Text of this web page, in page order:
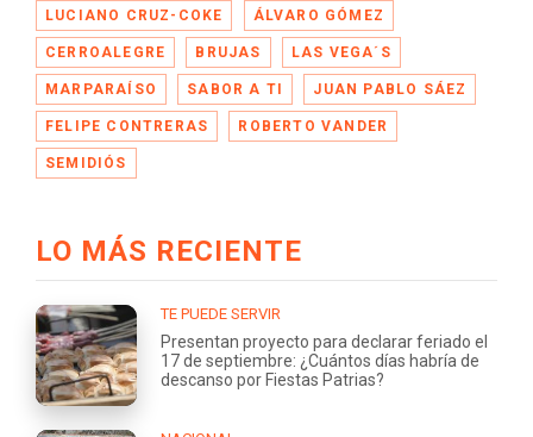
LUCIANO CRUZ-COKE ÁLVARO GÓMEZ
CERROALEGRE BRUJAS LAS VEGA´S
MARPARAÍSO SABOR A TI JUAN PABLO SÁEZ
FELIPE CONTRERAS ROBERTO VANDER
SEMIDIÓS
LO MÁS RECIENTE
TE PUEDE SERVIR
Presentan proyecto para declarar feriado el
17 de septiembre: ¿Cuántos días habría de
descanso por Fiestas Patrias?